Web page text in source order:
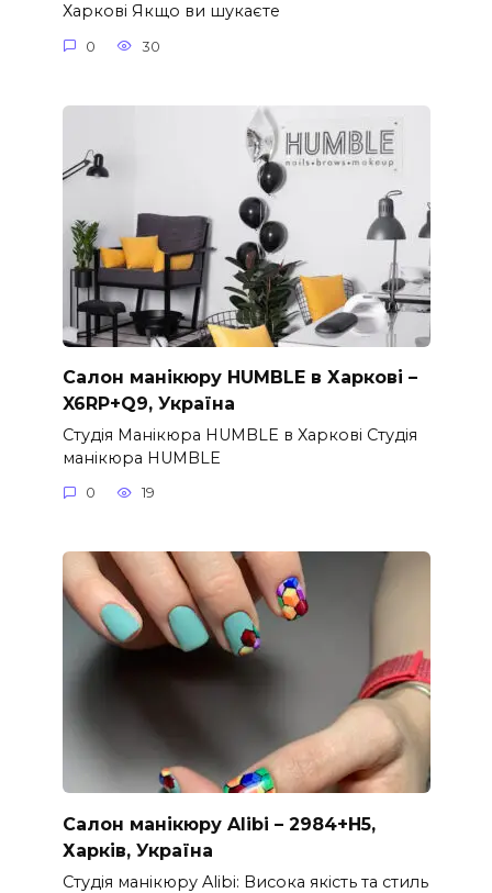
Харкові Якщо ви шукаєте
0 30
Салон манікюру HUMBLE в Харкові –
X6RP+Q9, Україна
Студія Манікюра HUMBLE в Харкові Студія
манікюра HUMBLE
0 19
Салон манікюру Alibi – 2984+H5,
Харків, Україна
Студія манікюру Alibi: Висока якість та стиль